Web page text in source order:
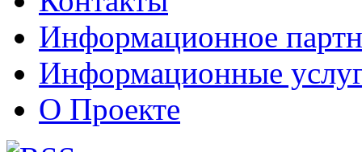
Информационное
Информационные
О Проекте